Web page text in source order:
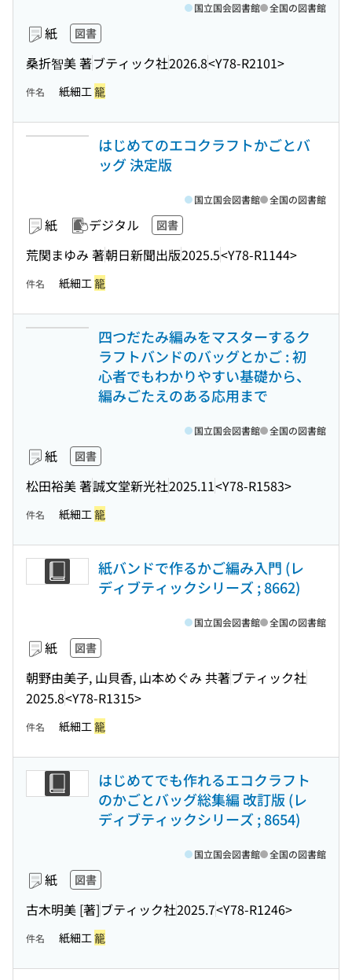
紙 図書
桑折智美 著ブティック社2026.8<Y78-R2101>
国立国会図書館 全国の図書館
件名 紙細工籠
はじめてのエコクラフトかごとバ
ッグ 決定版
紙 デジタル 図書
荒関まゆみ 著朝日新聞出版2025.5<Y78-R1144>
国立国会図書館 全国の図書館
件名 紙細工籠
四つだたみ編みをマスターするク
ラフトバンドのバッグとかご : 初
心者でもわかりやすい基礎から、
編みごたえのある応用まで
紙 図書
松田裕美 著誠文堂新光社2025.11<Y78-R1583>
国立国会図書館 全国の図書館
件名 紙細工籠
紙バンドで作るかご編み入門 (レ
ディブティックシリーズ ; 8662)
紙 図書
朝野由美子, 山貝香, 山本めぐみ 共著ブティック社
2025.8<Y78-R1315>
国立国会図書館 全国の図書館
件名 紙細工籠
はじめてでも作れるエコクラフト
のかごとバッグ総集編 改訂版 (レ
ディブティックシリーズ ; 8654)
紙 図書
古木明美 [著]ブティック社2025.7<Y78-R1246>
国立国会図書館 全国の図書館
件名 紙細工籠